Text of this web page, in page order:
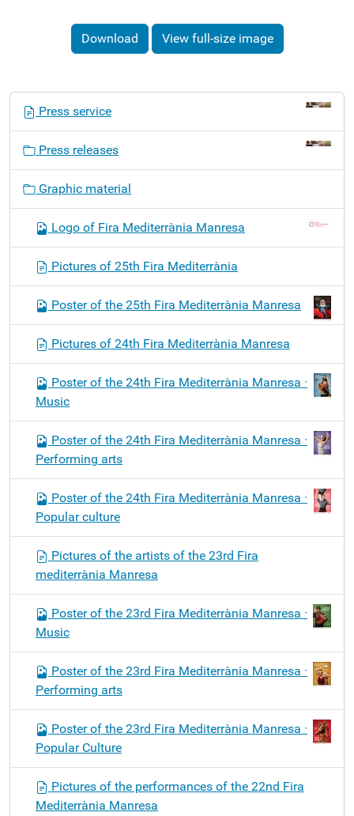
Download View full-size image
Press service
Press releases
Graphic material
Logo of Fira Mediterrània Manresa
Pictures of 25th Fira Mediterrània
Poster of the 25th Fira Mediterrània Manresa
Pictures of 24th Fira Mediterrània Manresa
Poster of the 24th Fira Mediterrània Manresa ·
Music
Poster of the 24th Fira Mediterrània Manresa ·
Performing arts
Poster of the 24th Fira Mediterrània Manresa ·
Popular culture
Pictures of the artists of the 23rd Fira
mediterrània Manresa
Poster of the 23rd Fira Mediterrània Manresa ·
Music
Poster of the 23rd Fira Mediterrània Manresa ·
Performing arts
Poster of the 23rd Fira Mediterrània Manresa ·
Popular Culture
Pictures of the performances of the 22nd Fira
Mediterrània Manresa